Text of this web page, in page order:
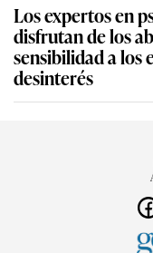
Los expertos en
disfrutan de los
sensibilidad a los
desinterés